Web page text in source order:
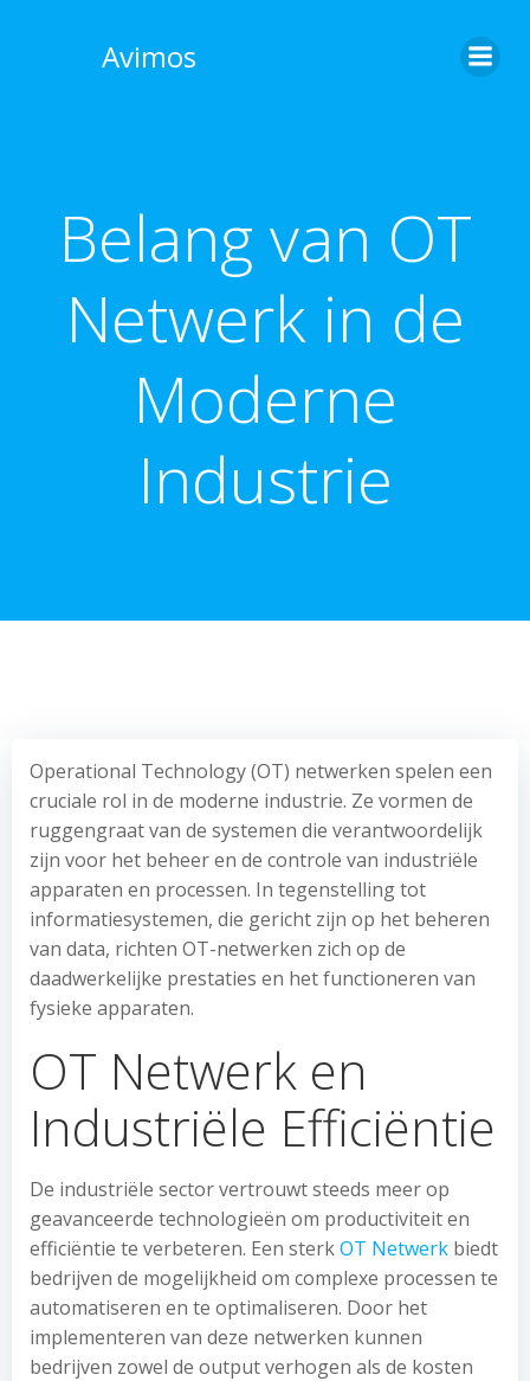
Avimos
Belang van OT
Netwerk in de
Moderne
Industrie
Operational Technology (OT) netwerken spelen een
cruciale rol in de moderne industrie. Ze vormen de
ruggengraat van de systemen die verantwoordelijk
zijn voor het beheer en de controle van industriële
apparaten en processen. In tegenstelling tot
informatiesystemen, die gericht zijn op het beheren
van data, richten OT-netwerken zich op de
daadwerkelijke prestaties en het functioneren van
fysieke apparaten.
OT Netwerk en
Industriële Efficiëntie
De industriële sector vertrouwt steeds meer op
geavanceerde technologieën om productiviteit en
efficiëntie te verbeteren. Een sterkOT Netwerk biedt
bedrijven de mogelijkheid om complexe processen te
automatiseren en te optimaliseren. Door het
implementeren van deze netwerken kunnen
bedrijven zowel de output verhogen als de kosten